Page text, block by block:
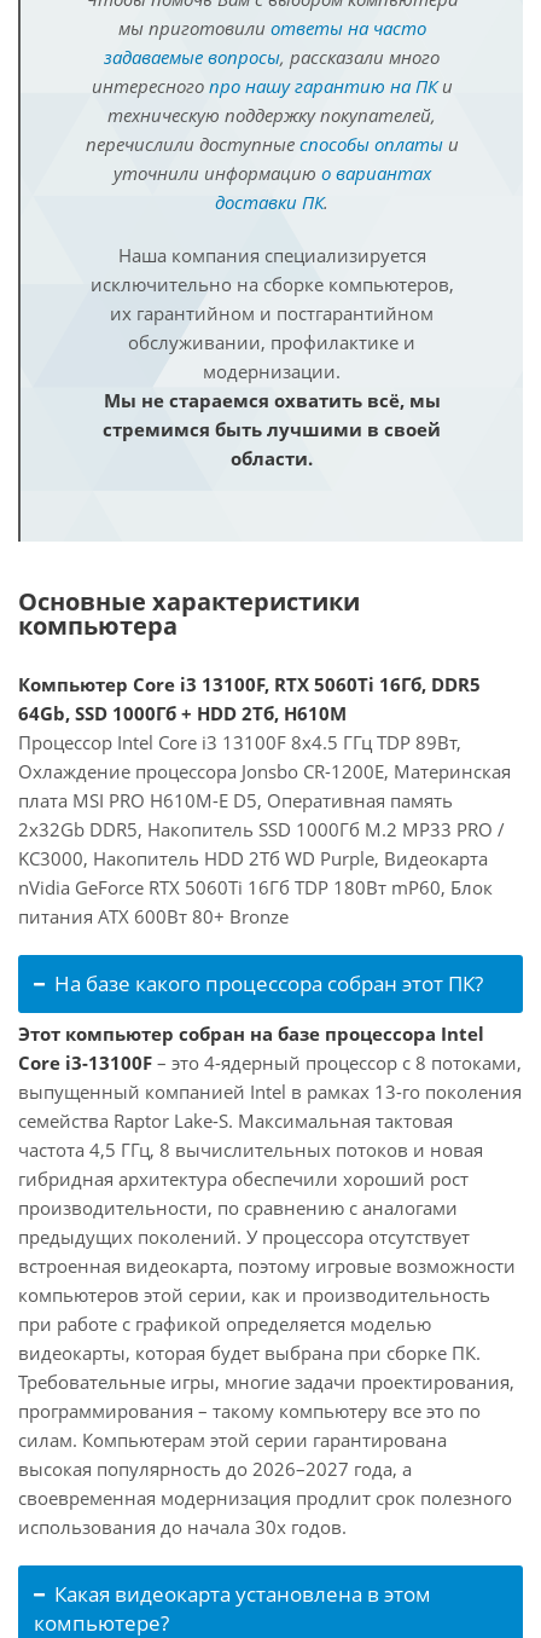
мы приготовили ответы на часто
задаваемые вопросы, рассказали много
интересного про нашу гарантию на ПКи
техническую поддержку покупателей,
перечислили доступные способы оплатыи
уточнили информацию о вариантах
доставки ПК.
Наша компания специализируется
исключительно на сборке компьютеров,
их гарантийном и постгарантийном
обслуживании, профилактике и
модернизации.
Мы не стараемся охватить всё, мы
стремимся быть лучшими в своей
области.
Основные характеристики
компьютера
Компьютер Core i3 13100F, RTX 5060Ti 16Гб, DDR5
64Gb, SSD 1000Гб + HDD 2Тб, H610M
Процессор Intel Core i3 13100F 8x4.5 ГГц TDP 89Вт,
Охлаждение процессора Jonsbo CR-1200E, Материнская
плата MSI PRO H610M-E D5, Оперативная память
2x32Gb DDR5, Накопитель SSD 1000Гб M.2 MP33 PRO /
KC3000, Накопитель HDD 2Тб WD Purple, Видеокарта
nVidia GeForce RTX 5060Ti 16Гб TDP 180Вт mP60, Блок
питания ATX 600Вт 80+ Bronze
На базе какого процессора собран этот ПК?
Этот компьютер собран на базе процессора Intel
Core i3-13100F – это 4-ядерный процессор с 8 потоками,
выпущенный компанией Intel в рамках 13-го поколения
семейства Raptor Lake-S. Максимальная тактовая
частота 4,5 ГГц, 8 вычислительных потоков и новая
гибридная архитектура обеспечили хороший рост
производительности, по сравнению с аналогами
предыдущих поколений. У процессора отсутствует
встроенная видеокарта, поэтому игровые возможности
компьютеров этой серии, как и производительность
при работе с графикой определяется моделью
видеокарты, которая будет выбрана при сборке ПК.
Требовательные игры, многие задачи проектирования,
программирования – такому компьютеру все это по
силам. Компьютерам этой серии гарантирована
высокая популярность до 2026–2027 года, а
своевременная модернизация продлит срок полезного
использования до начала 30х годов.
Какая видеокарта установлена в этом
компьютере?